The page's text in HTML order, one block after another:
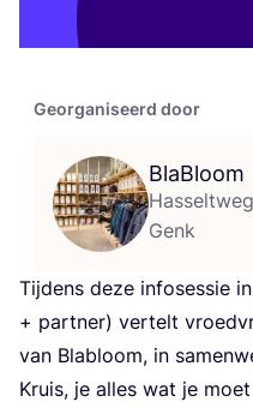
Georganiseerd door
BlaBloom
Genk
Tij­dens deze info­ses­sie
+ part­ner) ver­telt
van Bla­bloom, in
Kruis, je alles wat je